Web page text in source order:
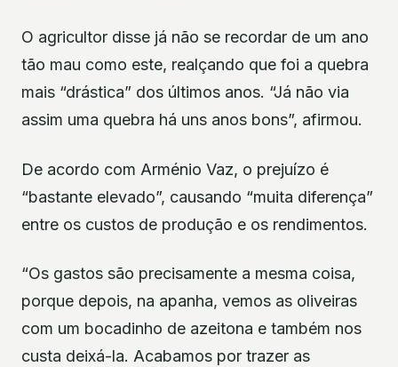
O agricultor disse já não se recordar de um ano
tão mau como este, realçando que foi a quebra
mais “drástica” dos últimos anos. “Já não via
assim uma quebra há uns anos bons”, afirmou.
De acordo com Arménio Vaz, o prejuízo é
“bastante elevado”, causando “muita diferença”
entre os custos de produção e os rendimentos.
“Os gastos são precisamente a mesma coisa,
porque depois, na apanha, vemos as oliveiras
com um bocadinho de azeitona e também nos
custa deixá-la. Acabamos por trazer as